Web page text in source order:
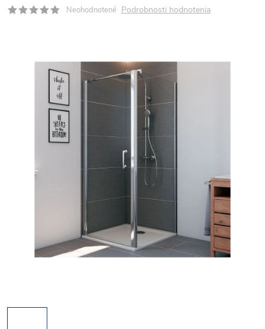
Neohodnotené Podrobnosti hodnotenia